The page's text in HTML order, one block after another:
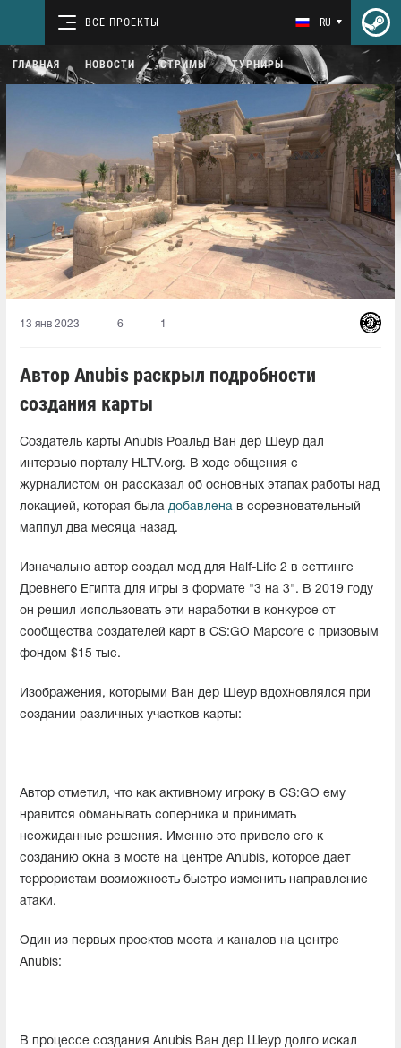
ВСЕ ПРОЕКТЫ RU
ГЛАВНАЯ НОВОСТИ СТРИМЫ ТУРНИРЫ
13 янв 2023 6 1
Автор Anubis раскрыл подробности
создания карты
Создатель карты Anubis Роальд Ван дер Шеур дал
интервью порталу HLTV.org. В ходе общения с
журналистом он рассказал об основных этапах работы над
локацией, которая была добавлена в соревновательный
маппул два месяца назад.
Изначально автор создал мод для Half-Life 2 в сеттинге
Древнего Египта для игры в формате "3 на 3". В 2019 году
он решил использовать эти наработки в конкурсе от
сообщества создателей карт в CS:GO Mapcore с призовым
фондом $15 тыс.
Изображения, которыми Ван дер Шеур вдохновлялся при
создании различных участков карты:
Автор отметил, что как активному игроку в CS:GO ему
нравится обманывать соперника и принимать
неожиданные решения. Именно это привело его к
созданию окна в мосте на центре Anubis, которое дает
террористам возможность быстро изменить направление
атаки.
Один из первых проектов моста и каналов на центре
Anubis:
В процессе создания Anubis Ван дер Шеур долго искал